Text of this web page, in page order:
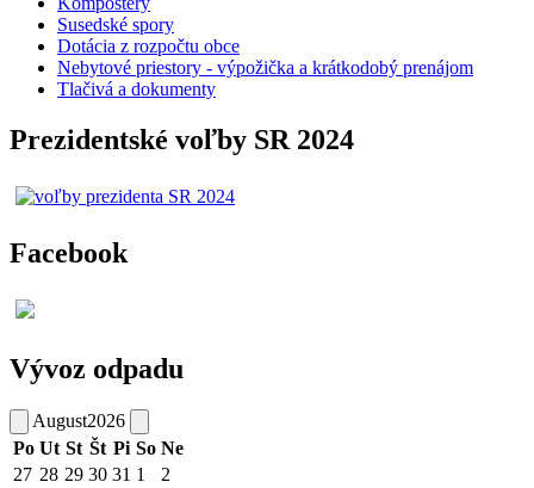
Susedské spory
Dotácia z rozpočtu obce
Nebytové priestory - výpožička a krátkodobý prenájom
Tlačivá a dokumenty
Prezidentské voľby SR 2024
Facebook
Vývoz odpadu
August2026
Po Ut St Št Pi So Ne
27 28 29 30 31 1
2